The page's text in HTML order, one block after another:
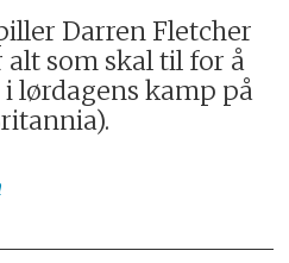
Darren Fletcher
alt som skal til for å
lørdagens kamp på